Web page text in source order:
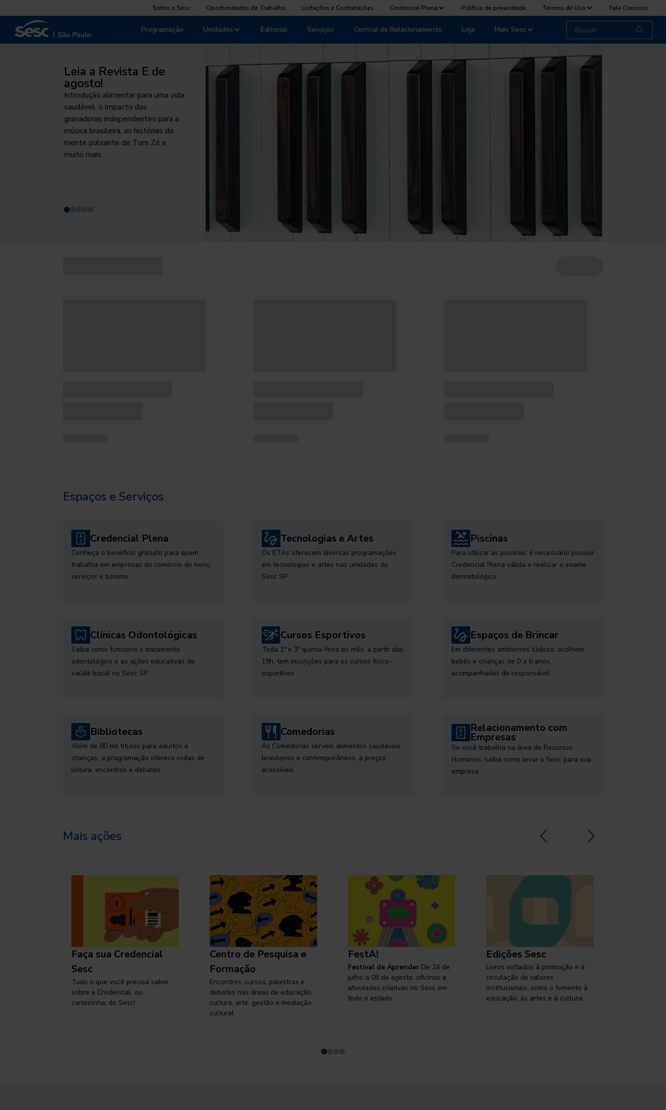
Sobre o Sesc Oportunidades de Trabalho Licitações e Contratações Credencial Plena Política de privacidade Termos de Uso Fale Conosco
Unidades
Programação Editorial Serviços Central de Relacionamento Loja Mais Sesc
Leia a Revista E de
agosto!
Introdução alimentar para uma vida
saudável, o impacto das
gravadoras independentes para a
música brasileira, as histórias da
mente pulsante de Tom Zé e
muito mais
Pela Vida das
mulheres
Projeto fomenta o debate público
sobre respeito, equidade de
gênero e proteção da vida
Palco Giratório
Um dos maiores projetos de
circulação das artes cênicas chega
a São Paulo. Conheça os
espetáculos desta edição
Agosto Indígena
Programação destaca o
protagonismo e as tecnologias
desenvolvidas e utilizadas pelos
povos indígenas no Brasil
O cuidado que
sustenta
Do Peito ao Prato, iniciativa
voltada à promoção da
alimentação saudável na
primeiríssima infância acontece de
1 a 7 de agosto
Espaços e Serviços
Credencial Plena
Conheça o benefício gratuito para quem
trabalha em empresas do comércio de bens,
serviços e turismo
Tecnologias e Artes
Os ETAs oferecem diversas programações
em tecnologias e artes nas unidades do
Sesc SP
Piscinas
Para utilizar as piscinas, é necessário possuir
Credencial Plena válida e realizar o exame
dermatológico
Clínicas Odontológicas
Saiba como funciona o tratamento
odontológico e as ações educativas de
saúde bucal no Sesc SP
Cursos Esportivos
Toda 1ª e 3ª quinta-feira do mês, a partir das
18h, tem inscrições para os cursos físico-
esportivos
Espaços de Brincar
Em diferentes ambientes lúdicos, acolhem
bebês e crianças de 0 a 6 anos,
acompanhadas de responsável
Bibliotecas
Além de 80 mil títulos para adultos e
crianças, a programação oferece rodas de
leitura, encontros e debates
Comedorias
As Comedorias servem alimentos saudáveis,
brasileiros e contemporâneos, a preços
acessíveis
Relacionamento com
Empresas
Se você trabalha na área de Recursos
Humanos, saiba como levar o Sesc para sua
empresa
Mais ações
Faça sua Credencial
Sesc
Tudo o que você precisa saber
sobre a Credencial, ou
carteirinha, do Sesc!
Centro de Pesquisa e
Formação
Encontros, cursos, palestras e
debates nas áreas de educação,
cultura, arte, gestão e mediação
cultural
FestA!
Festival de Aprender De 24 de
julho a 08 de agosto, oficinas e
atividades criativas no Sesc em
todo o estado
Edições Sesc
Livros voltados à promoção e à
circulação de valores
institucionais, como o fomento à
educação, às artes e à cultura